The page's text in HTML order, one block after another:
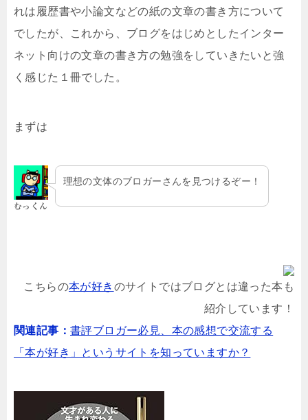
れは履歴書や小論文などの紙の文章の書き方について
でしたが、これから、ブログをはじめとしたインター
ネット向けの文章の書き方の勉強をしていきたいと強
く感じた１冊でした。
まずは
むっくん
理想の文体のブロガーさんを見つけるぞー！
こちらの本が好き のサイトではブログとは違った本も
紹介しています！
関連記事： 書評ブロガー必見、本の感想で交流する
「本が好き」というサイトを知っていますか？